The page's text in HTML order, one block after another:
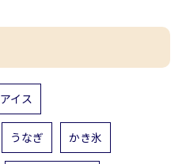
アイス
うなぎ かき氷